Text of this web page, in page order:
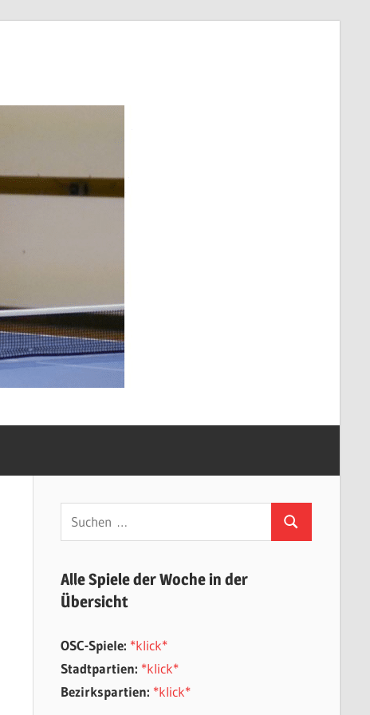
Suchen
nach:
Suchen
Alle Spiele der Woche in der
Übersicht
OSC-Spiele: *klick*
Stadtpartien: *klick*
Bezirkspartien: *klick*